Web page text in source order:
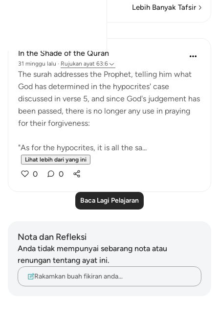
Lebih Banyak Tafsir
In the Shade of the Quran
31 minggu lalu · Rujukan ayat 63:6
The surah addresses the Prophet, telling him what
God has determined in the hypocrites' case
discussed in verse 5, and since God's judgement has
been passed, there is no longer any use in praying
for their forgiveness:
"As for the hypocrites, it is all the sa...
Lihat lebih dari yang ini
0 0
Baca Lagi Pelajaran
Nota dan Refleksi
Anda tidak mempunyai sebarang nota atau
renungan tentang ayat ini.
Rakamkan buah fikiran anda…